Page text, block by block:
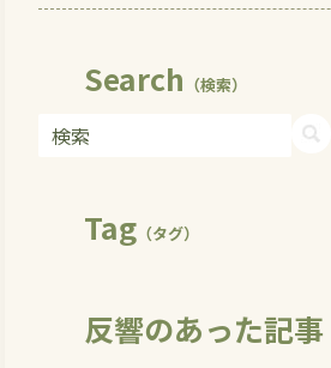
Search （検索）
Tag（タグ）
反響のあった記事